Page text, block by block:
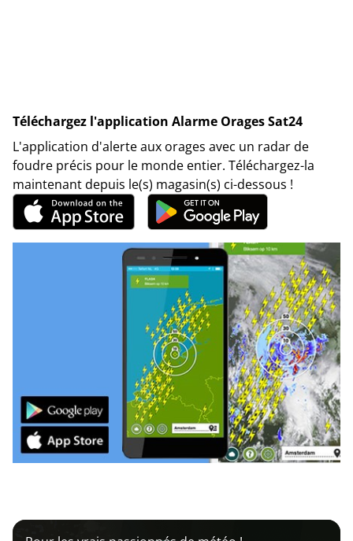
Téléchargez l'application Alarme Orages Sat24
L'application d'alerte aux orages avec un radar de
foudre précis pour le monde entier. Téléchargez-la
maintenant depuis le(s) magasin(s) ci-dessous !